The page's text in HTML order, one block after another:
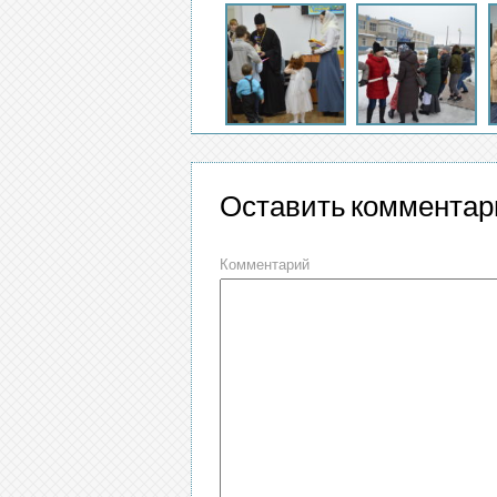
Оставить
Комментарий